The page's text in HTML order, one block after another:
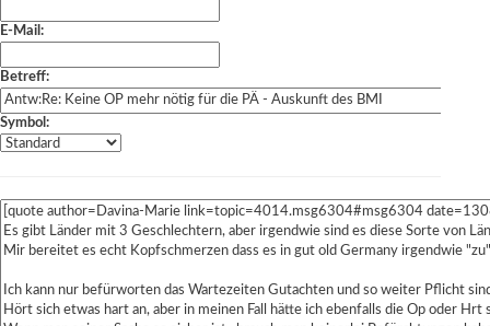
E-Mail:
Betreff:
Symbol: